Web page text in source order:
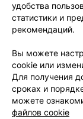
удобства
статистики и
рекомендаций.
Вы можете
cookie или
Для получения
сроках и
можете
файлов cookie